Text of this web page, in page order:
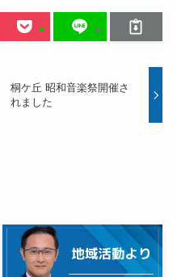
桐ケ丘 昭和音楽祭開催さ
れました